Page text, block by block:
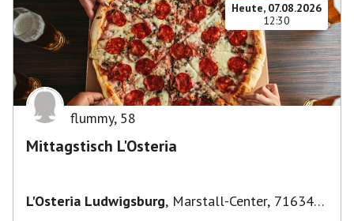
Heute, 07.08.2026
12:30
flummy, 58
Mittagstisch L'Osteria
L'Osteria Ludwigsburg, Marstall-Center, 71634